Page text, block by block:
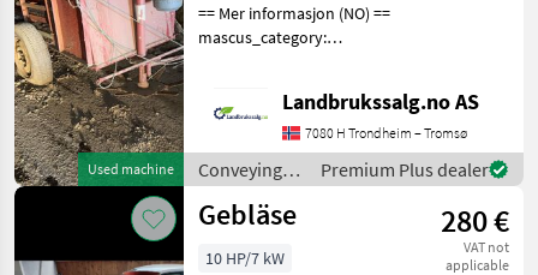
Used machine
== Mer informasjon (NO) ==
mascus_category:
upon request: 7206 See
en.landbrukssalg.no/7206
for more images Beskri
Landbrukssalg.no AS
7080 H Trondheim – Tromsø
Conveying
equipment /
Sonstige
Premium Plus dealer
Gebläse 280 €
VAT not
applicable
10 HP/7 kW